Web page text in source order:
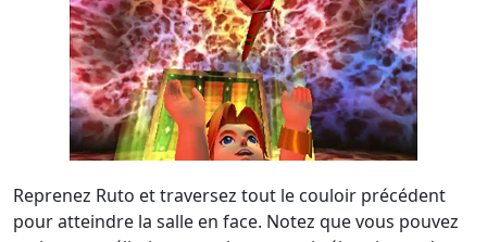
Reprenez Ruto et traversez tout le couloir précédent
pour atteindre la salle en face. Notez que vous pouvez